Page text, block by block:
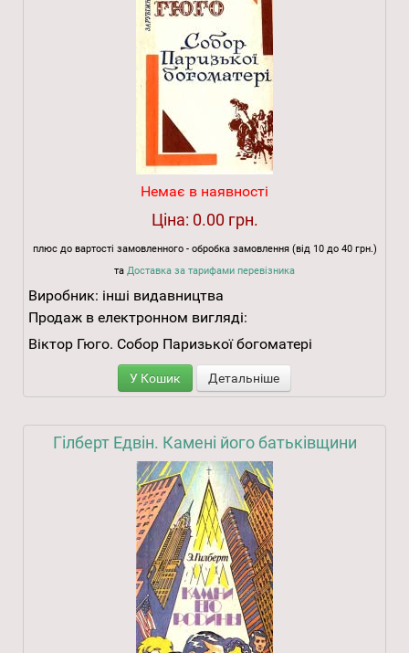
Немає в наявності
Ціна: 0.00 грн.
плюс до вартості замовленного - обробка замовлення (від 10 до 40 грн.)
та Доставка за тарифами перевізника
Виробник: інші видавництва
Продаж в електронном вигляді:
Віктор Гюго. Собор Паризької богоматері
У Кошик Детальніше
Гілберт Едвін. Камені його батьківщини